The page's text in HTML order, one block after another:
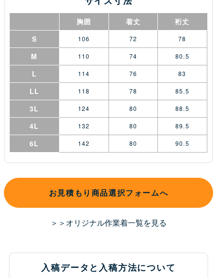
胸囲 着丈
裄丈
S
106 72 78
M 110 74 80.5
L 114 76 83
LL 118 78 85.5
3L 124 80 88.5
4L 132 80 89.5
6L 142 80 90.5
お見積もり商品選択フォームへ
＞＞オリジナル作業着一覧を見る
入稿データと入稿方法について